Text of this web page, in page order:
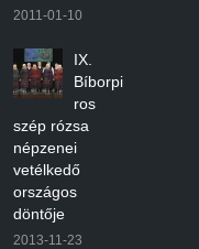
2011-01-10
IX.
Bíborpi
ros
szép rózsa
népzenei
vetélkedő
országos
döntője
2013-11-23